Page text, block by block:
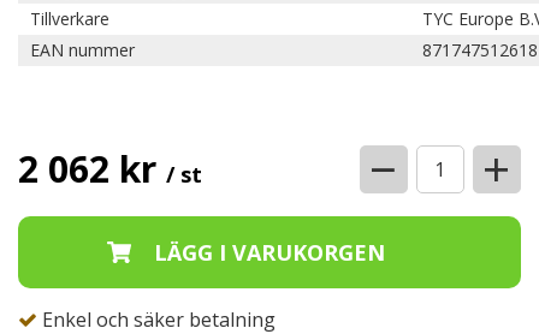
Tillverkare
TYC Europe
EAN nummer
2 062 kr / st − +
Enkel och säker betalning